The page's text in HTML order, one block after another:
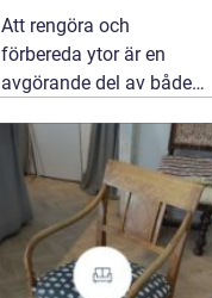
proffs och
hantverkare
Att rengöra och
förbereda ytor är en
avgörande del av både
renovering. Färg, rost,
smuts och gamla
beläggningar gör att
material åldras snabbare
och försämrar
slutresultatet vid